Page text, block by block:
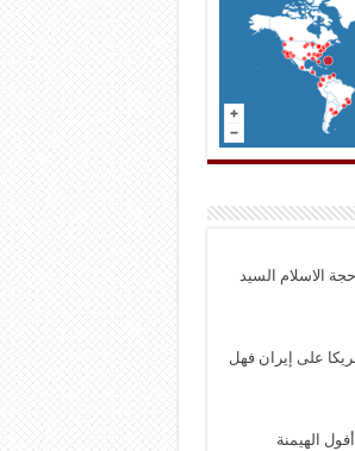
الاسلام السيد
على إيران فهل
الهيمنة